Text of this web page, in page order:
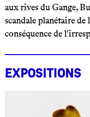
aux rives du Gange,
scandale planétaire
conséquence de
Expositions